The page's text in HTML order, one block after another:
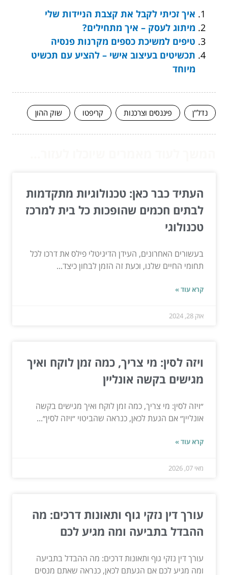
איך זכיתי לקבל את קצבת הניידות שלי
מיתוג לעסק – איך מתחילים?
טיפים למשיכת כספים מקרנות פנסיה
תכשיטים בעיצוב אישי – להציע עם תכשיט
מיוחד
נדל"ן פיננסים וצרכנות קריפטו שוק ההון
העתיד כבר כאן: טכנולוגיות מתקדמות
לבתים חכמים שהופכות כל בית למרכז
טכנולוגי
בעשורים האחרונים, העידן הדיגיטלי פילס את דרכו לכל
תחומי החיים שלנו, וכעת זה הזמן לבחון כיצד...
קרא עוד »
אוק 28, 2024
ויזה לסין: מי צריך, כמה זמן לוקח ואיך
מגישים בקשה אונליין
״ויזה לסין: מי צריך, כמה זמן לוקח ואיך מגישים בקשה
אונליין״ אם הגעת לכאן, כנראה שהביטוי ״ויזה לסין״...
קרא עוד »
מאי 07, 2026
עורך דין נזקי גוף ותאונות דרכים: מה
ההבדל בתביעה ומה מגיע לכם
עורך דין נזקי גוף ותאונות דרכים: מה ההבדל בתביעה
ומה מגיע לכם אם הגעתם לכאן, כנראה שאתם מנסים